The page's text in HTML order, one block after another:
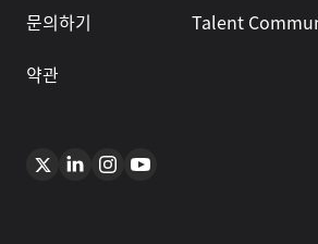
문의하기
Talent
약관